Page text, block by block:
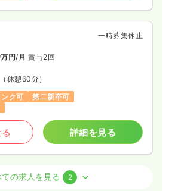
一時募集休止
万円/月 賞与2回
（休憩60分）
ク可
第二新卒可
詳細を見る
の求人を見る 2